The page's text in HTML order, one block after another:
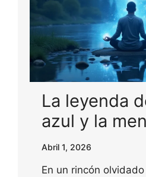
La leyenda
azul y la
Abril 1, 2026
En un rincón